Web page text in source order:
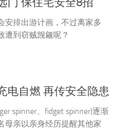
安排出游计画，不过离家多
遭到窃贼觊觎呢？
电自燃 再传安全隐患
spinner、fidget spinner)逐渐
母亲以亲身经历提醒其他家